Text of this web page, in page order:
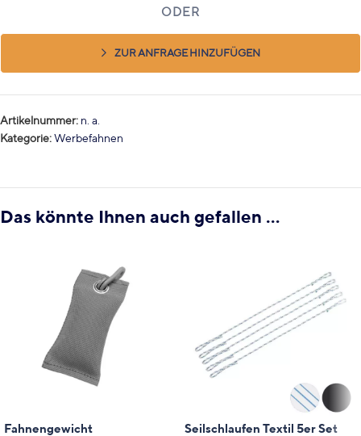
ZUR ANFRAGE HINZUFÜGEN
Artikelnummer: n. a.
Kategorie:Werbefahnen
Das könnte Ihnen auch gefallen …
Fahnengewicht
Seilschlaufen Textil 5er Set